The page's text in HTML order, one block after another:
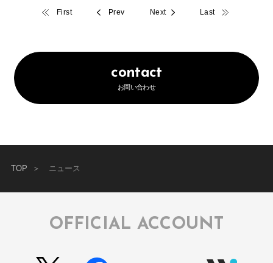
First Prev Next Last
contact
お問い合わせ
TOP ニュース
OFFICIAL ACCOUNT